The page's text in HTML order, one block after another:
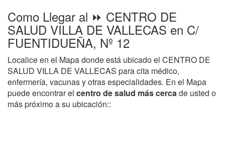
Como Llegar al ⏩ CENTRO DE
SALUD VILLA DE VALLECAS en C/
FUENTIDUEÑA, Nº 12
Localice en el Mapa donde está ubicado el CENTRO DE
SALUD VILLA DE VALLECAS para cita médico,
enfermería, vacunas y otras especialidades. En el Mapa
puede encontrar el centro de salud más cercade usted o
más próximo a su ubicación::